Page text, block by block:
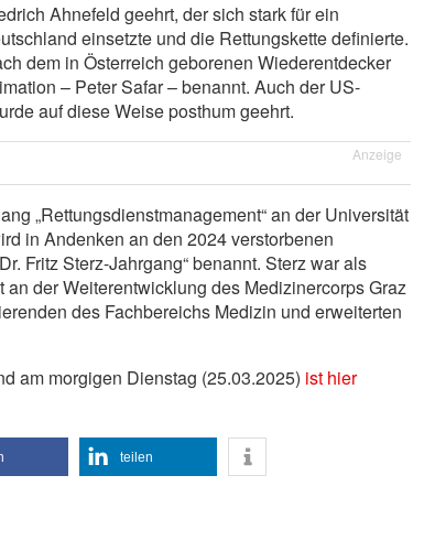
Ahnefeld geehrt, der sich stark für ein
einsetzte und die Rettungskette definierte.
dem in Österreich geborenen Wiederentdecker
– Peter Safar – benannt. Auch der US-
auf diese Weise posthum geehrt.
Anzeige
„Rettungsdienstmanagement“ an der Universität
in Andenken an den 2024 verstorbenen
Fritz Sterz-Jahrgang“ benannt. Sterz war als
der Weiterentwicklung des Medizinercorps Graz
des Fachbereichs Medizin und erweiterten
am morgigen Dienstag (25.03.2025) ist hier
teilen